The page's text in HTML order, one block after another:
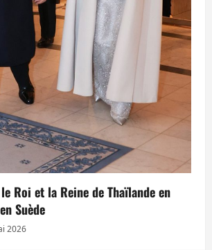
Roi et la Reine de Thaïlande en
Suède
2026